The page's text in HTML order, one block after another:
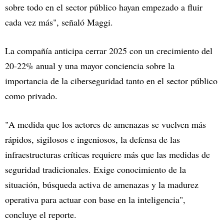
sobre todo en el sector público hayan empezado a fluir
cada vez más", señaló Maggi.
La compañía anticipa cerrar 2025 con un crecimiento del
20-22% anual y una mayor conciencia sobre la
importancia de la ciberseguridad tanto en el sector público
como privado.
"A medida que los actores de amenazas se vuelven más
rápidos, sigilosos e ingeniosos, la defensa de las
infraestructuras críticas requiere más que las medidas de
seguridad tradicionales. Exige conocimiento de la
situación, búsqueda activa de amenazas y la madurez
operativa para actuar con base en la inteligencia",
concluye el reporte.